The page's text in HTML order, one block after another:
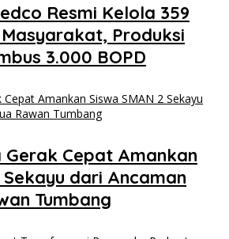
Resmi Kelola 359
Produksi
3.000 BOPD
Gerak Cepat Amankan
Sekayu dari Ancaman
Tumbang